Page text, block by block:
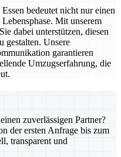
bedeutet nicht nur einen
Mit unserem
dabei unterstützen, diesen
gestalten. Unsere
garantieren
Umzugserfahrung, die
zuverlässigen Partner?
der ersten Anfrage bis zum
transparent und